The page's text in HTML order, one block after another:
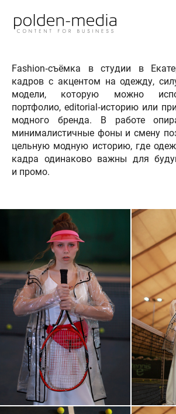
Fashion‑съёмка в студии в
кадров с акцентом на одежду,
модели, которую можно
портфолио, editorial‑историю или
модного бренда. В работе
минималистичные фоны и смену
цельную модную историю, где
кадра одинаково важны для
и промо.